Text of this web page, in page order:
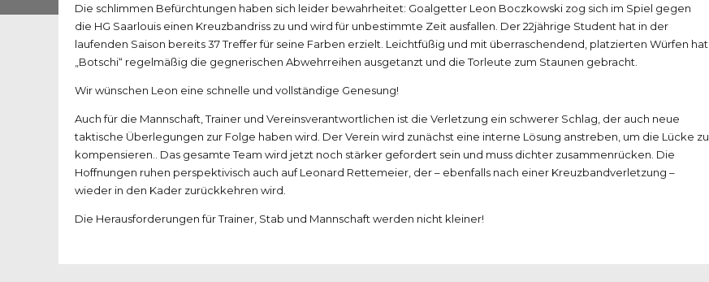
Die schlimmen Befürchtungen haben sich leider bewahrheitet: Goalgetter Leon Boczkowski zog sich im Spiel gegen
die HG Saarlouis einen Kreuzbandriss zu und wird für unbestimmte Zeit ausfallen. Der 22jährige Student hat in der
laufenden Saison bereits 37 Treffer für seine Farben erzielt. Leichtfüßig und mit überraschendend, platzierten Würfen hat
„Botschi“ regelmäßig die gegnerischen Abwehrreihen ausgetanzt und die Torleute zum Staunen gebracht.
Wir wünschen Leon eine schnelle und vollständige Genesung!
Auch für die Mannschaft, Trainer und Vereinsverantwortlichen ist die Verletzung ein schwerer Schlag, der auch neue
taktische Überlegungen zur Folge haben wird. Der Verein wird zunächst eine interne Lösung anstreben, um die Lücke zu
kompensieren.. Das gesamte Team wird jetzt noch stärker gefordert sein und muss dichter zusammenrücken. Die
Hoffnungen ruhen perspektivisch auch auf Leonard Rettemeier, der – ebenfalls nach einer Kreuzbandverletzung –
wieder in den Kader zurückkehren wird.
Die Herausforderungen für Trainer, Stab und Mannschaft werden nicht kleiner!